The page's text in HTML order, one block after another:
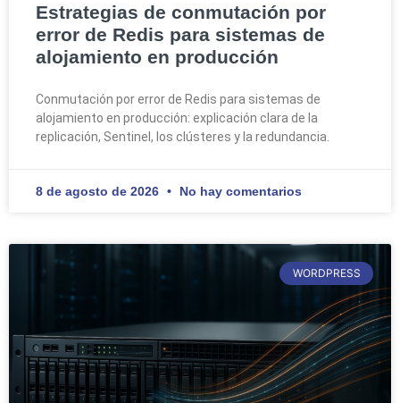
Estrategias de conmutación por
error de Redis para sistemas de
alojamiento en producción
Conmutación por error de Redis para sistemas de
alojamiento en producción: explicación clara de la
replicación, Sentinel, los clústeres y la redundancia.
8 de agosto de 2026 No hay comentarios
WORDPRESS